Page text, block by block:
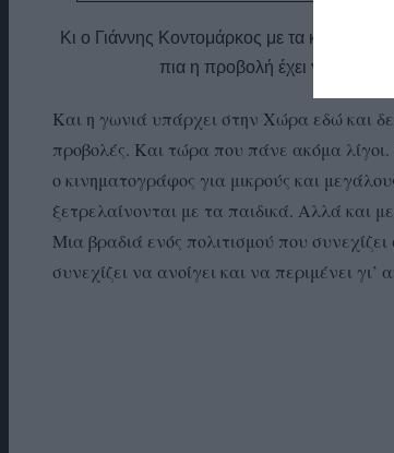
Κι ο Γιάννης Κοντομάρκος με τα
πια η προβολή έχει γίνει
Και η γωνιά υπάρχει στην Χώρα εδώ και
προβολές. Και τώρα που πάνε ακόμα
ο κινηματογράφος για μικρούς και
ξετρελαίνονται με τα παιδικά. Αλλά και
Μια βραδιά ενός πολιτισμού που
συνεχίζει να ανοίγει και να περιμένει